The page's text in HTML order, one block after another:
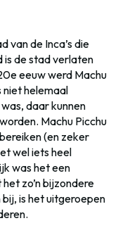
van de Inca’s die
is de stad verlaten
eeuw werd Machu
niet helemaal
daar kunnen
Machu Picchu
(en zeker
wel iets heel
was het een
zo’n bijzondere
is het uitgeroepen